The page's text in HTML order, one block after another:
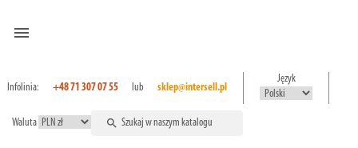
menu
Infolinia: +48 71 307 07 55 lub sklep@intersell.pl
Język
Waluta search